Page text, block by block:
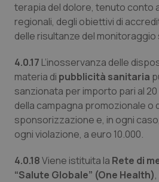
terapia del dolore, tenuto conto
regionali, degli obiettivi di
delle risultanze del monitoraggio
4.0.17 L’inosservanza delle
materia di pubblicità sanitaria
sanzionata per importo pari al
della campagna promozionale o
sponsorizzazione e, in ogni
ogni violazione, a euro 10.000.
4.0.18Viene istituita la Rete di
“Salute Globale” (One Health)